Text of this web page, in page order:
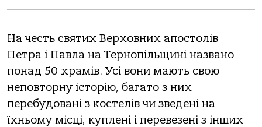
На честь святих Верховних апостолів
Петра і Павла на Тернопільщині названо
понад 50 храмів. Усі вони мають свою
неповторну історію, багато з них
перебудовані з костелів чи зведені на
їхньому місці, куплені і перевезені з інших